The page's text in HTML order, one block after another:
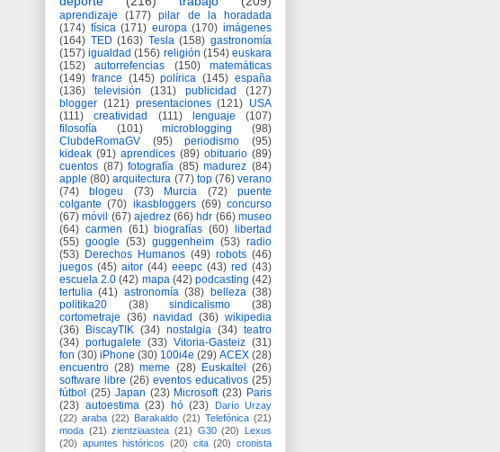
aprendizaje (177)
pilar de la horadada
(174) física (171) europa (170) imágenes
(164) TED (163) Tesla (158) gastronomía
(157) igualdad (156) religión (154) euskara
(152)
autorrefencias (150)
matemáticas
(149) france (145) polírica (145) españa
(136)
televisión (131) publicidad
(127)
blogger (121) presentaciones (121) USA
(111)
creatividad (111) lenguaje
(107)
filosofía
(101) microblogging
(98)
ClubdeRomaGV
(95) periodismo
(95)
kideak (91) aprendices (89) obituario (89)
cuentos (87) fotografía (85) madurez (84)
apple (80) arquitectura (77) top (76) verano
(74)
blogeu (73) Murcia (72)
puente
colgante (70) ikasbloggers (69) concurso
(67) móvil (67) ajedrez (66) hdr (66) museo
(64) carmen (61) biografías (60)
libertad
(55) google (53) guggenheim (53) radio
(53) Derechos Humanos (49) robots (46)
juegos (45) aitor (44) eeepc (43) red (43)
escuela 2.0 (42) mapa (42) podcasting (42)
tertulia (41) astronomía (38) belleza (38)
politika20
(38) sindicalismo
(38)
cortometraje (36) navidad (36) wikipedia
(36)
BiscayTIK (34) nostalgia (34) teatro
(34) portugalete (33) Vitoria-Gasteiz (31)
fon (30) iPhone (30) 100i4e (29) ACEX (28)
encuentro (28) meme (28) Euskaltel
(26)
software libre (26) eventos educativos (25)
fútbol (25) Japan (23) Microsoft (23) Paris
(23) autoestima (23) hó (23)
Darío Urzay
(22) araba (22) Barakaldo (21) Telefónica (21)
moda (21) zientziaastea (21) G30 (20)
Lexus
(20) apuntes históricos (20) cita (20) cronista